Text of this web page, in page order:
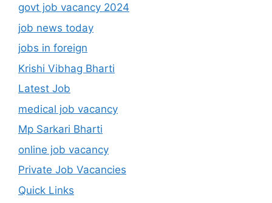
govt job vacancy 2024
job news today
jobs in foreign
Krishi Vibhag Bharti
Latest Job
medical job vacancy
Mp Sarkari Bharti
online job vacancy
Private Job Vacancies
Quick Links